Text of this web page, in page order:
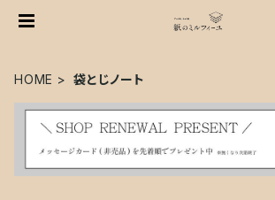
HOME 袋とじノート